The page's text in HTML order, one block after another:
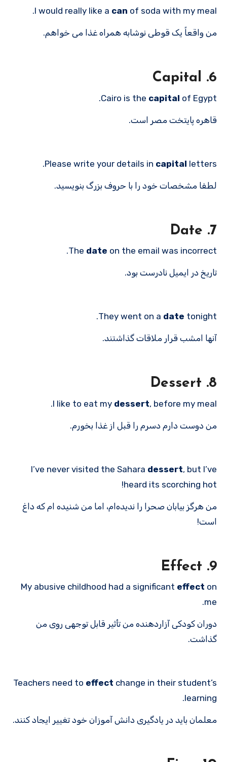
I would really like a can of soda with my meal.
من واقعاً یک قوطی نوشابه همراه غذا می خواهم.
6. Capital
Cairo is the capital of Egypt.
قاهره پایتخت مصر است.
Please write your details in capital letters.
لطفا مشخصات خود را با حروف بزرگ بنویسید.
7. Date
The date on the email was incorrect.
تاریخ در ایمیل نادرست بود.
They went on a date tonight.
آنها امشب قرار ملاقات گذاشتند.
8. Dessert
I like to eat my dessert, before my meal.
من دوست دارم دسرم را قبل از غذا بخورم.
I’ve never visited the Sahara dessert, but I’ve
heard its scorching hot!
من هرگز بیابان صحرا را ندیده‌ام، اما من شنیده ام که داغ
است!
9. Effect
My abusive childhood had a significant effect on
me.
دوران کودکی آزاردهنده من تأثیر قابل توجهی روی من
گذاشت.
Teachers need to effect change in their student’s
learning.
معلمان باید در یادگیری دانش آموزان خود تغییر ایجاد کنند.